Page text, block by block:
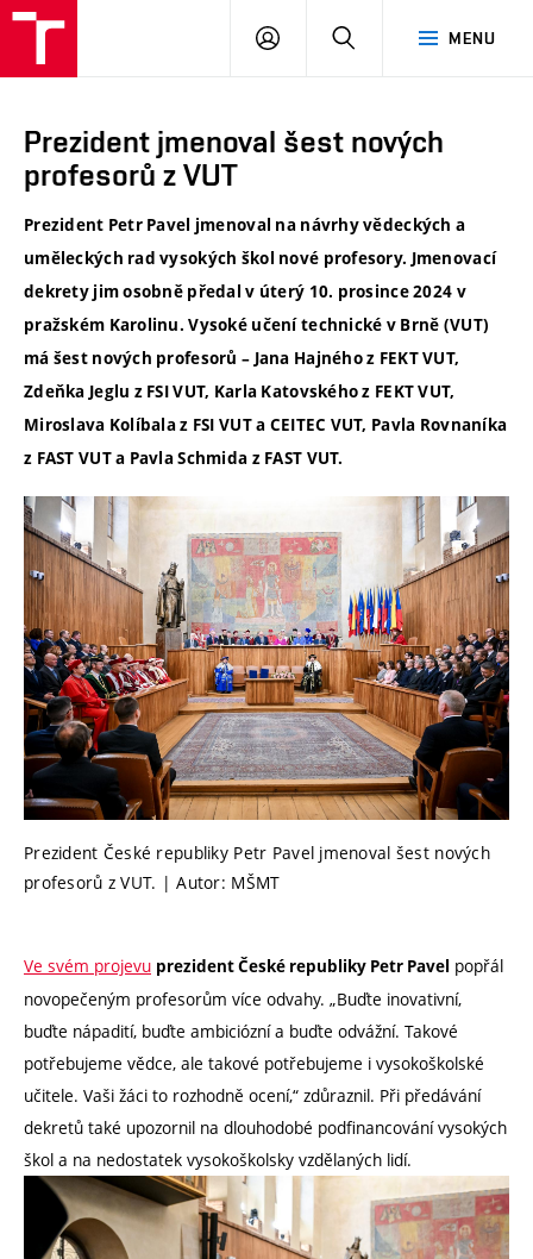
MENU
PŘIHLÁSIT
Prezident jmenoval šest nových
profesorů z VUT
Prezident Petr Pavel jmenoval na návrhy vědeckých a
uměleckých rad vysokých škol nové profesory. Jmenovací
dekrety jim osobně předal v úterý 10. prosince 2024 v
pražském Karolinu. Vysoké učení technické v Brně (VUT)
má šest nových profesorů – Jana Hajného z FEKT VUT,
Zdeňka Jeglu z FSI VUT, Karla Katovského z FEKT VUT,
Miroslava Kolíbala z FSI VUT a CEITEC VUT, Pavla Rovnaníka
z FAST VUT a Pavla Schmida z FAST VUT.
Prezident České republiky Petr Pavel jmenoval šest nových
profesorů z VUT. | Autor: MŠMT
Ve svém projevu prezident České republiky Petr Pavel popřál
novopečeným profesorům více odvahy. „Buďte inovativní,
buďte nápadití, buďte ambiciózní a buďte odvážní. Takové
potřebujeme vědce, ale takové potřebujeme i vysokoškolské
učitele. Vaši žáci to rozhodně ocení,“ zdůraznil. Při předávání
dekretů také upozornil na dlouhodobé podfinancování vysokých
škol a na nedostatek vysokoškolsky vzdělaných lidí.